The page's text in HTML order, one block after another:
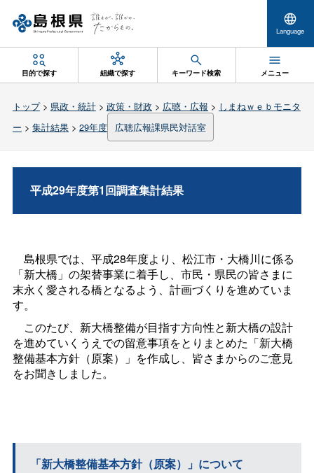
Language
目的で探す 組織で探す キーワード検索 メニュー
トップ> 県政・統計> 政策・財政 > 広聴・広報 > しまねｗｅｂモニタ
ー > 集計結果> 29年度 広聴広報課県民対話室
平成29年度第1回調査集計結果
島根県では、平成28年度より、松江市・大橋川に係る
「新大橋」の架替事業に着手し、市民・県民の皆さまに
末永く愛される橋となるよう、計画づくりを進めていま
す。
このたび、新大橋整備が目指す方向性と新大橋の設計
を進めていくうえでの留意事項をとりまとめた「新大橋
整備基本方針（原案）」を作成し、皆さまからのご意見
をお聞きしました。
「新大橋整備基本方針（原案）」について